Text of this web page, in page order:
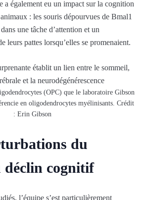
a également eu un impact sur la cognition
: les souris dépourvues de Bmal1
une tâche d’attention et un
leurs pattes lorsqu’elles se promenaient.
(OPC) que le laboratoire Gibson
en oligodendrocytes myélinisants. Crédit
: Erin Gibson
du
déclin cognitif
l’équipe s’est particulièrement